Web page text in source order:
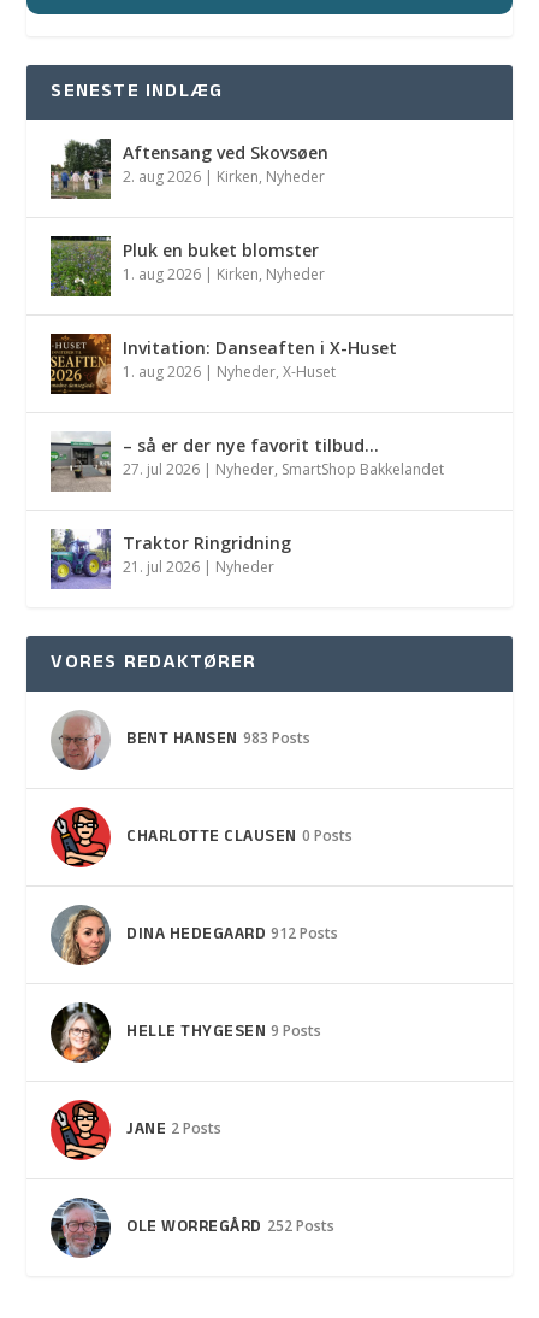
SENESTE INDLÆG
Aftensang ved Skovsøen
2. aug 2026 | Kirken, Nyheder
Pluk en buket blomster
1. aug 2026 | Kirken, Nyheder
Invitation: Danseaften i X-Huset
1. aug 2026 | Nyheder,X-Huset
– så er der nye favorit tilbud…
27. jul 2026 | Nyheder, SmartShop Bakkelandet
Traktor Ringridning
21. jul 2026 | Nyheder
VORES REDAKTØRER
BENT HANSEN 983 Posts
CHARLOTTE CLAUSEN 0 Posts
DINA HEDEGAARD 912 Posts
HELLE THYGESEN 9 Posts
JANE 2 Posts
OLE WORREGÅRD 252 Posts